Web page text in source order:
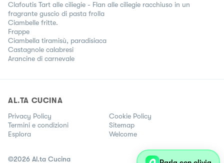
Clafoutis Tart alle ciliegie - Flan alle ciliegie racchiuso in un
fragrante guscio di pasta frolla
Ciambelle fritte.
Frappe
Ciambella tiramisù, paradisiaca
Castagnole calabresi
Arancine di carnevale
AL.TA CUCINA
Privacy Policy
Cookie Policy
Termini e condizioni
Sitemap
Esplora
Welcome
©2026 Al.ta Cucina